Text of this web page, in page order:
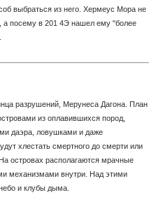
выбраться из него. Хермеус Мора не
а посему в 201 4Э нашел ему "более
разрушений, Мерунеса Дагона. План
из оплавившихся пород,
даэра, ловушками и даже
хлестать смертного до смерти или
островах располагаются мрачные
механизмами внутри. Над этими
и клубы дыма.